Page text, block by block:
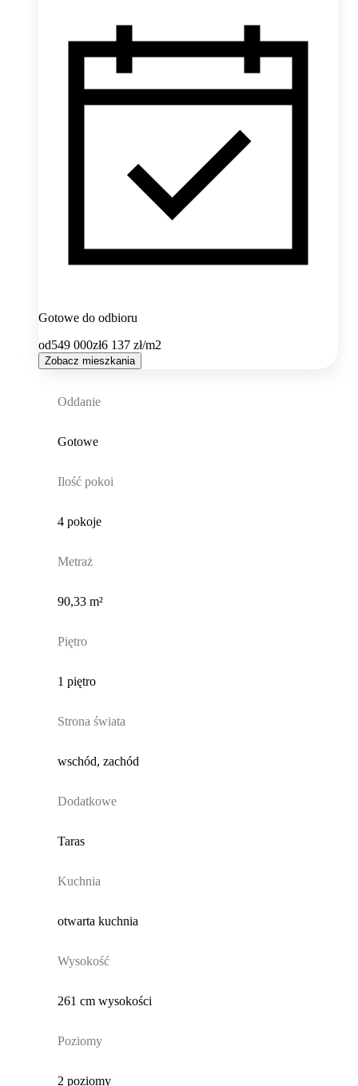
Gotowe do odbioru
od549 000zł6 137 zł/m2
Zobacz mieszkania
Oddanie
Gotowe
Ilość pokoi
4 pokoje
Metraż
90,33 m²
Piętro
1 piętro
Strona świata
wschód, zachód
Dodatkowe
Taras
Kuchnia
otwarta kuchnia
Wysokość
261 cm wysokości
Poziomy
2 poziomy